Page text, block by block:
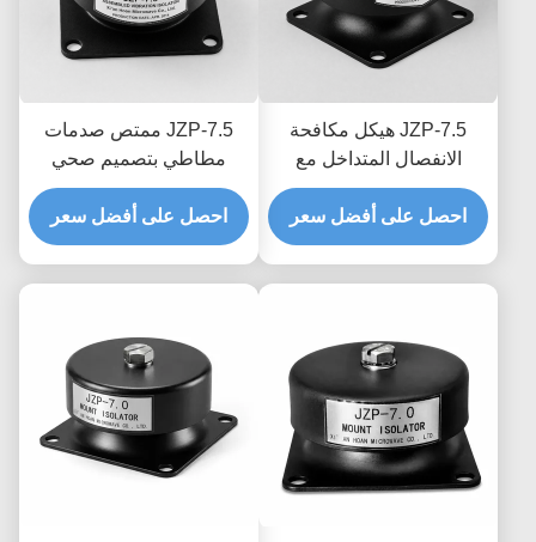
JZP-7.5 هيكل مكافحة
الانفصال المتداخل مع
امتصاص الصدمات
المطاطي مع تعقب الشرائح
المصنوعة بشكل دائم
احصل على أفضل سعر
JZP-7.5 ممتص صدمات
مطاطي بتصميم صحي
وسلس مع سهولة الغسل
والتخميد التدريجي
احصل على أفضل سعر